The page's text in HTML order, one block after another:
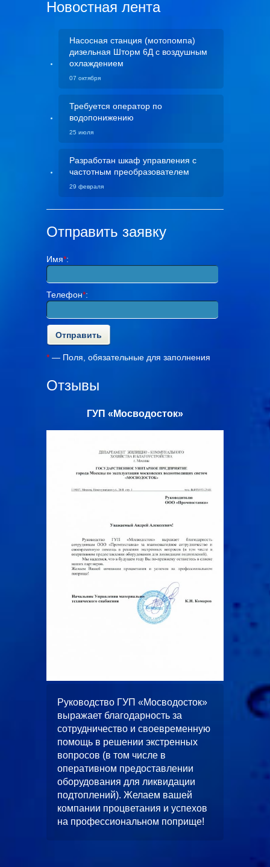
Новостная лента
Насосная станция (мотопомпа)
дизельная Шторм 6Д с воздушным
охлаждением
07 октября
Требуется оператор по
водопонижению
25 июля
Разработан шкаф управления с
частотным преобразователем
29 февраля
Отправить заявку
Имя*:
Телефон*:
* — Поля, обязательные для заполнения
Отзывы
ГУП «Мосводосток»
Руководство ГУП «Мосводосток»
выражает благодарность за
сотрудничество и своевременную
помощь в решении экстренных
вопросов (в том числе в
оперативном предоставлении
оборудования для ликвидации
подтоплений). Желаем вашей
компании процветания и успехов
на профессиональном поприще!
ООО
ООО
и